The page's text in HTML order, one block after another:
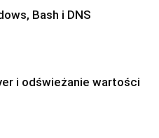
Bash i DNS
i odświeżanie wartości